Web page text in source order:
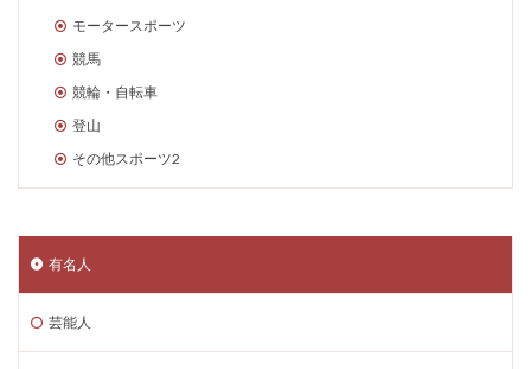
モータースポーツ
競馬
競輪・自転車
登山
その他スポーツ2
有名人
芸能人